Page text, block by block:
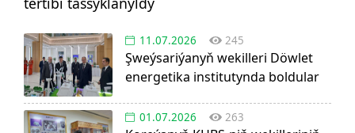
11.07.2026 245
Şweýsariýanyň wekilleri Döwlet
energetika institutynda boldular
01.07.2026 263